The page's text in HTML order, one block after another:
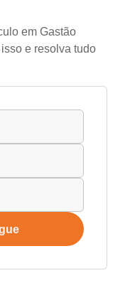
em Gastão
e resolva tudo